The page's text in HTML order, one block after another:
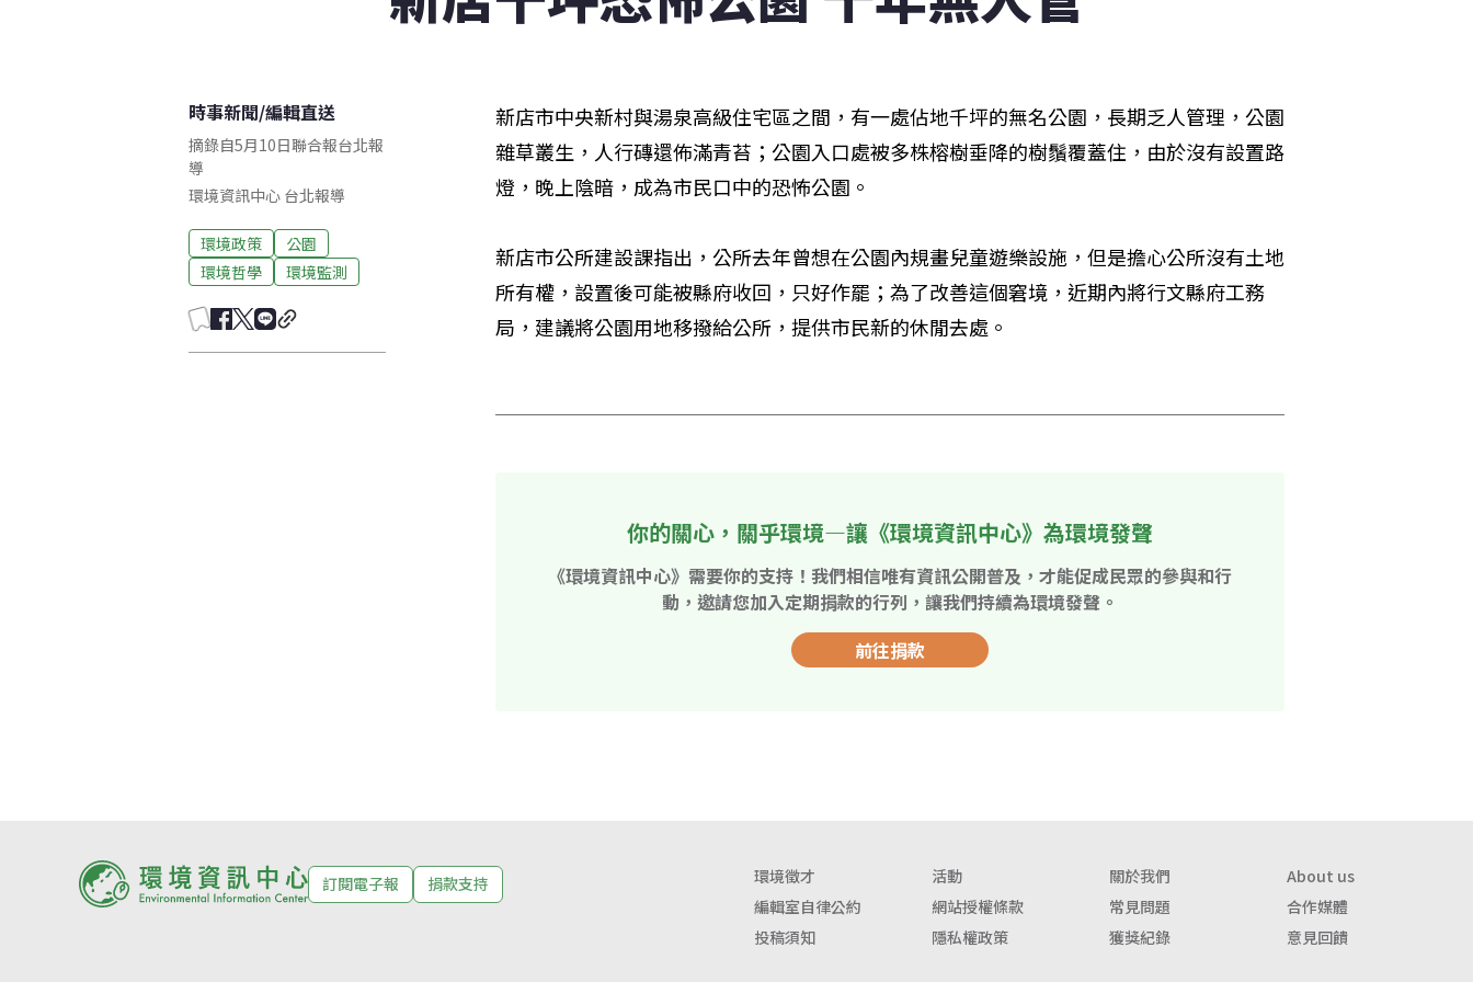
時事新聞/編輯直送
摘錄自5月10日聯合報台北報
導
環境資訊中心 台北報導
環境政策
公園
環境哲學
環境監測
新店市中央新村與湯泉高級住宅區之間，有一處佔地千坪的無名公園，長期乏人管理，公園
雜草叢生，人行磚還佈滿青苔；公園入口處被多株榕樹垂降的樹鬚覆蓋住，由於沒有設置路
燈，晚上陰暗，成為市民口中的恐怖公園。
新店市公所建設課指出，公所去年曾想在公園內規畫兒童遊樂設施，但是擔心公所沒有土地
所有權，設置後可能被縣府收回，只好作罷；為了改善這個窘境，近期內將行文縣府工務
局，建議將公園用地移撥給公所，提供市民新的休閒去處。
你的關心，關乎環境—讓《環境資訊中心》為環境發聲
《環境資訊中心》需要你的支持！我們相信唯有資訊公開普及，才能促成民眾的參與和行
動，邀請您加入定期捐款的行列，讓我們持續為環境發聲。
前往捐款
訂閱電子報 捐款支持 環境徵才 活動 關於我們
About us
編輯室自律公約
網站授權條款 常見問題
合作媒體
投稿須知
隱私權政策 獲獎紀錄 意見回饋